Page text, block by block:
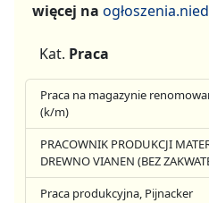
więcej na
Kat. Praca
Praca na magazynie
(k/m)
PRACOWNIK PRODUKCJI
DREWNO VIANEN (BEZ
Praca produkcyjna, Pijnacker